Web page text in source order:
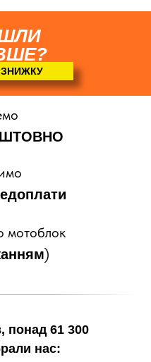
мотоблок
)
понад 61 300
нас: